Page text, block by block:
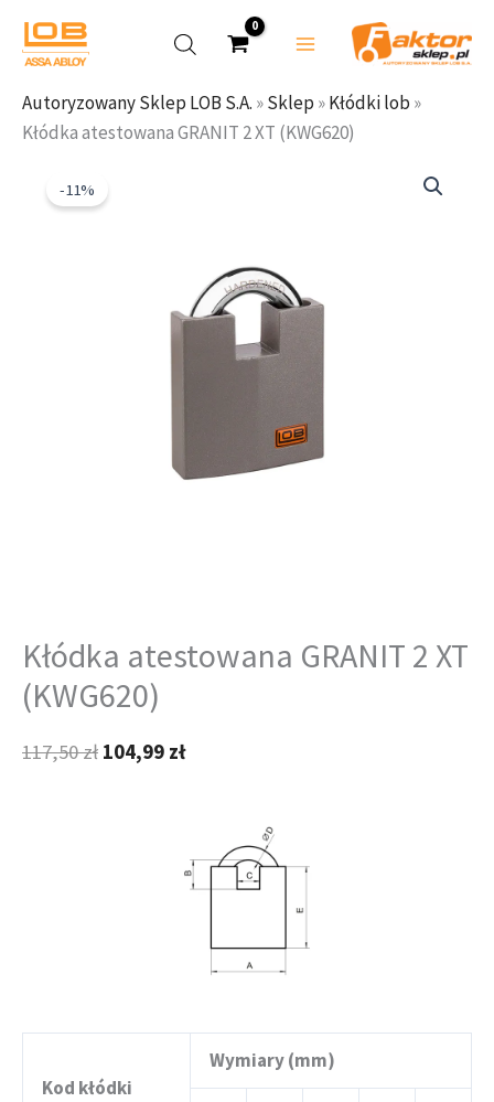
treści
Autoryzowany Sklep LOB S.A. »Sklep »Kłódki lob »
Kłódka atestowana GRANIT 2 XT (KWG620)
-11%
Kłódka atestowana GRANIT 2 XT
(KWG620)
117,50zł 104,99 zł
Kod kłódki
Wymiary (mm)
Kłódka